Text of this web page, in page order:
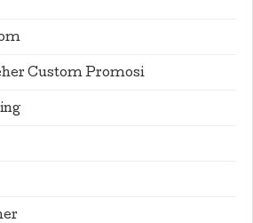
Custom Promosi